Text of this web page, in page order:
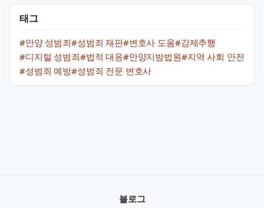
태그
#안양 성범죄#성범죄 재판#변호사 도움#강제추행
#디지털 성범죄#법적 대응#안양지방법원#지역 사회 안전
#성범죄 예방#성범죄 전문 변호사
블로그